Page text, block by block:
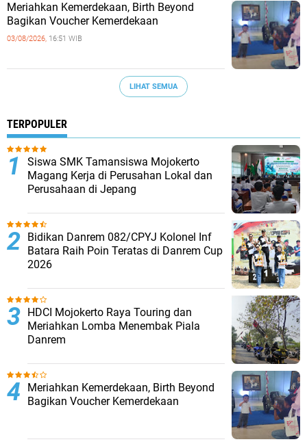
Meriahkan Kemerdekaan, Birth Beyond
Bagikan Voucher Kemerdekaan
03/08/2026, 16:51 WIB
LIHAT SEMUA
TERPOPULER
Siswa SMK Tamansiswa Mojokerto
Magang Kerja di Perusahan Lokal dan
Perusahaan di Jepang
Bidikan Danrem 082/CPYJ Kolonel Inf
Batara Raih Poin Teratas di Danrem Cup
2026
HDCI Mojokerto Raya Touring dan
Meriahkan Lomba Menembak Piala
Danrem
Meriahkan Kemerdekaan, Birth Beyond
Bagikan Voucher Kemerdekaan